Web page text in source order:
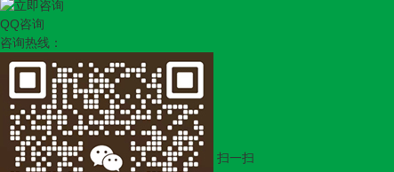
QQ咨询
咨询热线：
扫一扫